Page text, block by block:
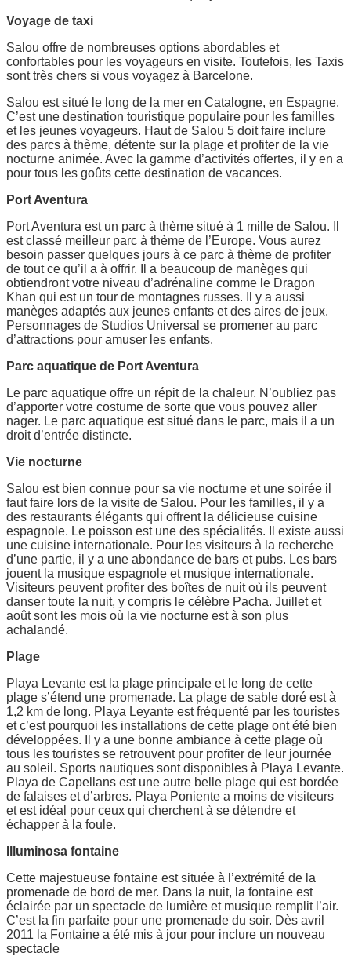
Voyage de taxi
Salou offre de nombreuses options abordables et
confortables pour les voyageurs en visite. Toutefois, les Taxis
sont très chers si vous voyagez à Barcelone.
Salou est situé le long de la mer en Catalogne, en Espagne.
C’est une destination touristique populaire pour les familles
et les jeunes voyageurs. Haut de Salou 5 doit faire inclure
des parcs à thème, détente sur la plage et profiter de la vie
nocturne animée. Avec la gamme d’activités offertes, il y en a
pour tous les goûts cette destination de vacances.
Port Aventura
Port Aventura est un parc à thème situé à 1 mille de Salou. Il
est classé meilleur parc à thème de l’Europe. Vous aurez
besoin passer quelques jours à ce parc à thème de profiter
de tout ce qu’il a à offrir. Il a beaucoup de manèges qui
obtiendront votre niveau d’adrénaline comme le Dragon
Khan qui est un tour de montagnes russes. Il y a aussi
manèges adaptés aux jeunes enfants et des aires de jeux.
Personnages de Studios Universal se promener au parc
d’attractions pour amuser les enfants.
Parc aquatique de Port Aventura
Le parc aquatique offre un répit de la chaleur. N’oubliez pas
d’apporter votre costume de sorte que vous pouvez aller
nager. Le parc aquatique est situé dans le parc, mais il a un
droit d’entrée distincte.
Vie nocturne
Salou est bien connue pour sa vie nocturne et une soirée il
faut faire lors de la visite de Salou. Pour les familles, il y a
des restaurants élégants qui offrent la délicieuse cuisine
espagnole. Le poisson est une des spécialités. Il existe aussi
une cuisine internationale. Pour les visiteurs à la recherche
d’une partie, il y a une abondance de bars et pubs. Les bars
jouent la musique espagnole et musique internationale.
Visiteurs peuvent profiter des boîtes de nuit où ils peuvent
danser toute la nuit, y compris le célèbre Pacha. Juillet et
août sont les mois où la vie nocturne est à son plus
achalandé.
Plage
Playa Levante est la plage principale et le long de cette
plage s’étend une promenade. La plage de sable doré est à
1,2 km de long. Playa Leyante est fréquenté par les touristes
et c’est pourquoi les installations de cette plage ont été bien
développées. Il y a une bonne ambiance à cette plage où
tous les touristes se retrouvent pour profiter de leur journée
au soleil. Sports nautiques sont disponibles à Playa Levante.
Playa de Capellans est une autre belle plage qui est bordée
de falaises et d’arbres. Playa Poniente a moins de visiteurs
et est idéal pour ceux qui cherchent à se détendre et
échapper à la foule.
Illuminosa fontaine
Cette majestueuse fontaine est située à l’extrémité de la
promenade de bord de mer. Dans la nuit, la fontaine est
éclairée par un spectacle de lumière et musique remplit l’air.
C’est la fin parfaite pour une promenade du soir. Dès avril
2011 la Fontaine a été mis à jour pour inclure un nouveau
spectacle